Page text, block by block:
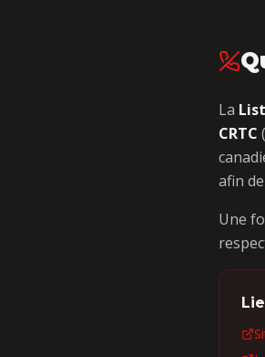
La
CRTC
afin
Une